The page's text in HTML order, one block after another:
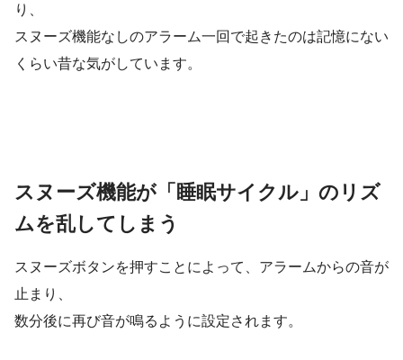
り、
スヌーズ機能なしのアラーム一回で起きたのは記憶にない
くらい昔な気がしています。
スヌーズ機能が「睡眠サイクル」のリズ
ムを乱してしまう
スヌーズボタンを押すことによって、アラームからの音が
止まり、
数分後に再び音が鳴るように設定されます。